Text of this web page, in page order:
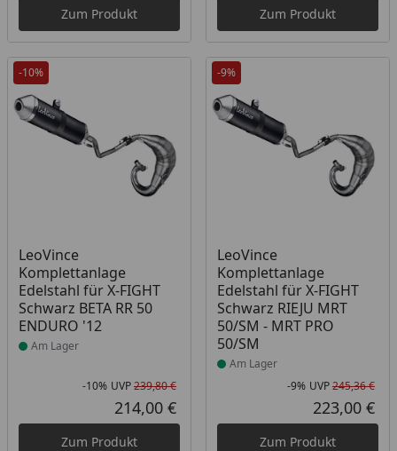
Zum Produkt Zum Produkt
-10%
LeoVince
Komplettanlage
Edelstahl für X-FIGHT
Schwarz BETA RR 50
ENDURO '12
Produkt am Lager
Am Lager
Rabatt in Prozent
-10%
Ursprünglicher Preis
UVP239,80 €
Aktueller Preis
214,00 €
Zum Produkt
-9%
LeoVince
Komplettanlage
Edelstahl für X-FIGHT
Schwarz RIEJU MRT
50/SM - MRT PRO
50/SM
Produkt am Lager
Am Lager
-9% UVP245,36 €
223,00 €
Zum Produkt